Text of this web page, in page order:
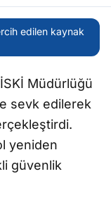
edilen kaynak
Müdürlüğü
sevk edilerek
yeniden
güvenlik